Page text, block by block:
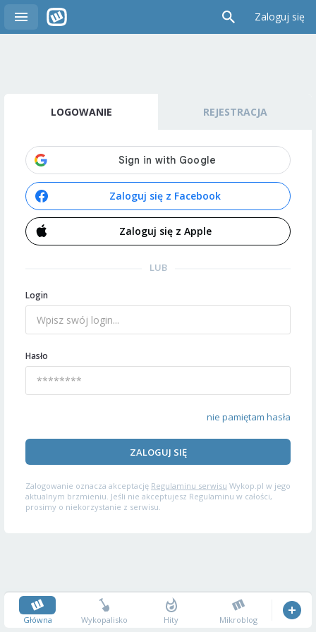
Zaloguj się
LOGOWANIE REJESTRACJA
Zaloguj się z Facebook
Zaloguj się z Apple
LUB
Login
Hasło
nie pamiętam hasła
ZALOGUJ SIĘ
Zalogowanie oznacza akceptację Regulaminu serwisu Wykop.pl w jego
aktualnym brzmieniu. Jeśli nie akceptujesz Regulaminu w całości,
prosimy o niekorzystanie z serwisu.
Główna Wykopalisko Hity Mikroblog